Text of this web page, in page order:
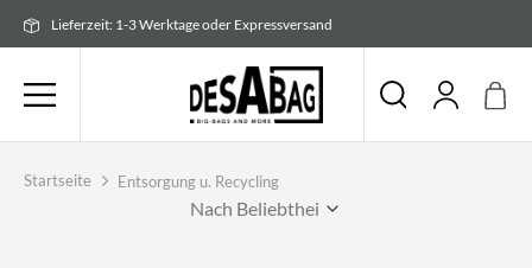
Inhalt
Lieferzeit: 1-3 Werktage oder Expressversand
Startseite Entsorgung u. Recycling